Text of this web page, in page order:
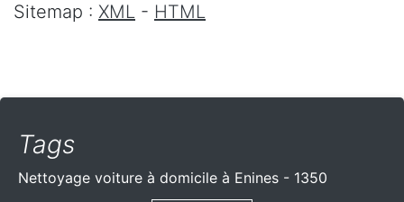
Sitemap : XML - HTML
Tags
Nettoyage voiture à domicile à Enines - 1350